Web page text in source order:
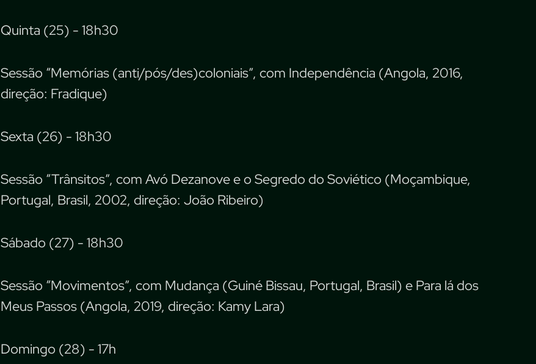
Quinta (25) - 18h30
Sessão “Memórias (anti/pós/des)coloniais”, com Independência (Angola, 2016,
direção: Fradique)
Sexta (26) - 18h30
Sessão “Trânsitos”, com Avó Dezanove e o Segredo do Soviético (Moçambique,
Portugal, Brasil, 2002, direção: João Ribeiro)
Sábado (27) - 18h30
Sessão “Movimentos”, com Mudança (Guiné Bissau, Portugal, Brasil) e Para lá dos
Meus Passos (Angola, 2019, direção: Kamy Lara)
Domingo (28) - 17h